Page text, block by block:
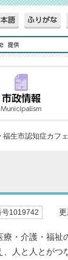
生市認知症カフ
号1019742 更
・介護・福祉
人と人とがつ